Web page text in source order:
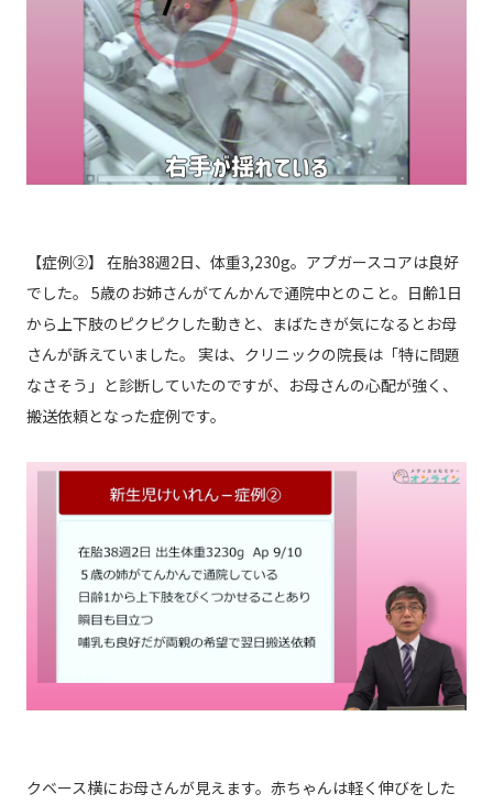
【症例②】 在胎38週2日、体重3,230g。アプガースコアは良好
でした。 5歳のお姉さんがてんかんで通院中とのこと。日齢1日
から上下肢のピクピクした動きと、まばたきが気になるとお母
さんが訴えていました。 実は、クリニックの院長は「特に問題
なさそう」と診断していたのですが、お母さんの心配が強く、
搬送依頼となった症例です。
クベース横にお母さんが見えます。赤ちゃんは軽く伸びをした